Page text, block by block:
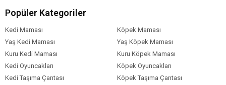
Popüler Kategoriler
Kedi Maması
Köpek Maması
Yaş Kedi Maması
Yaş Köpek Maması
Kuru Kedi Maması
Kuru Köpek Maması
Kedi Oyuncakları
Köpek Oyuncakları
Kedi Taşıma Çantası
Köpek Taşıma Çantası